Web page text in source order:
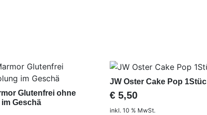
Glutenfrei ohne
Geschä
JW Oster Cake Pop
€5,50
inkl. 10 % MwSt.